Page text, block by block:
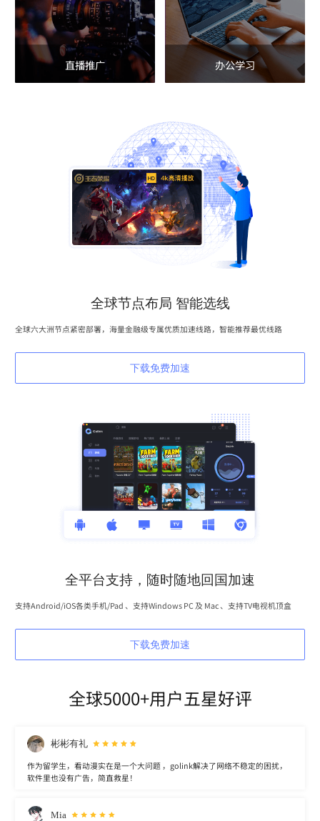
直播推广 办公学习
全球节点布局 智能选线
全球六大洲节点紧密部署，海量金融级专属优质加速线路，智能推荐最优线路
下载免费加速
全平台支持，随时随地回国加速
支持Android/iOS各类手机/Pad 、支持Windows PC 及 Mac 、支持TV电视机顶盒
下载免费加速
全球5000+用户五星好评
彬彬有礼
作为留学生，看动漫实在是一个大问题 ，golink解决了网络不稳定的困扰，
软件里也没有广告，简直救星！
Mia